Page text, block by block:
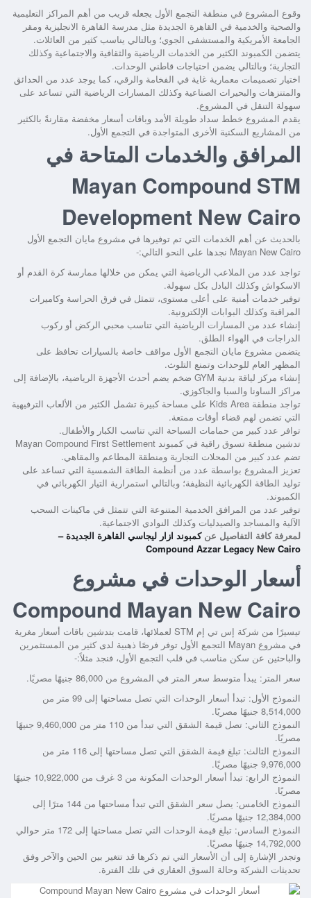
وقوع المشروع في منطقة التجمع الأول يجعله قريب من أهم المراكز التعليمية
والصحية والخدمية في القاهرة الجديدة مثل مدرسة القاهرة الانجليزية ومقر
الجامعة الأمريكية والمستشفى الجوي؛ وبالتالي يناسب كثير من العائلات.
يتضمن الكمبوند الكثير من الخدمات الرياضية والثقافية والاجتماعية وكذلك
التجارية؛ وبالتالي يضمن احتياجات قاطني الوحدات.
اختيار تصميمات معمارية غاية في الفخامة والرقي، كما يوجد عدد من الحدائق
والمتنزهات والبحيرات الصناعية وكذلك المسارات الرياضية التي تساعد على
سهولة التنقل في المشروع.
يقدم المشروع خطط سداد طويلة الأمد وباقات أسعار مخفضة مقارنةً بالكثير
من المشاريع السكنية الأخرى المتواجدة في التجمع الأول.
المرافق والخدمات المتاحة في
Mayan Compound STM
Development New Cairo
بالحديث عن أهم الخدمات التي تم توفيرها في مشروع مايان التجمع الأول
Mayan New Cairo نجدها على النحو التالي:-
تواجد عدد من الملاعب الرياضية التي يمكن من خلالها ممارسة كرة القدم أو
الاسكواش وكذلك البادل بكل سهولة.
توفير خدمات أمنية على أعلى مستوى، تتمثل في فرق الحراسة وكاميرات
المراقبة وكذلك البوابات الإلكترونية.
إنشاء عدد من المسارات الرياضية التي تناسب محبي الركض أو ركوب
الدراجات في الهواء الطلق.
يتضمن مشروع مايان التجمع الأول مواقف خاصة بالسيارات تحافظ على
المظهر العام للوحدات وتمنع التلوث.
إنشاء مركز لياقة بدنية GYM ضخم يضم أحدث الأجهزة الرياضية، بالإضافة إلى
مراكز الساونا والسبا والجاكوزي.
تواجد منطقة Kids Area على مساحة كبيرة تشمل الكثير من الألعاب الترفيهية
التي تضمن لهم قضاء أوقات ممتعة.
توافر عدد كبير من حمامات السباحة التي تناسب الكبار والأطفال.
تدشين منطقة تسوق راقية في كمبوند Mayan Compound First Settlement
تضم عدد كبير من المحلات التجارية ومنطقة المطاعم والمقاهي.
تعزيز المشروع بواسطة عدد من أنظمة الطاقة الشمسية التي تساعد على
توليد الطاقة الكهربائية النظيفة؛ وبالتالي استمرارية التيار الكهربائي في
الكمبوند.
توفير عدد من المرافق الخدمية المتنوعة التي تتمثل في ماكينات السحب
الآلية والمساجد والصيدليات وكذلك النوادي الاجتماعية.
لمعرفة كافة التفاصيل عنكمبوند ازار ليجاسي القاهرة الجديدة –
Compound Azzar Legacy New Cairo
أسعار الوحدات في مشروع
Compound Mayan New Cairo
تيسيرًا من شركة إس تي إم STM لعملائها، قامت بتدشين باقات أسعار مغرية
في مشروع Mayan التجمع الأول توفر فرصًا ذهبية لدى كثير من المستثمرين
والباحثين عن سكن مناسب في قلب التجمع الأول، فنجد مثلاً:-
سعر المتر: يبدأ متوسط سعر المتر في المشروع من 86,000 جنيهًا مصريًا.
النموذج الأول: تبدأ أسعار الوحدات التي تصل مساحتها إلى 99 متر من
8,514,000 جنيهًا مصريًا.
النموذج الثاني: تصل قيمة الشقق التي تبدأ من 110 متر من 9,460,000 جنيهًا
مصريًا.
النموذج الثالث: تبلغ قيمة الشقق التي تصل مساحتها إلى 116 متر من
9,976,000 جنيهًا مصريًا.
النموذج الرابع: تبدأ أسعار الوحدات المكونة من 3 غرف من 10,922,000 جنيهًا
مصريًا.
النموذج الخامس: يصل سعر الشقق التي تبدأ مساحتها من 144 مترًا إلى
12,384,000 جنيهًا مصريًا.
النموذج السادس: تبلغ قيمة الوحدات التي تصل مساحتها إلى 172 متر حوالي
14,792,000 جنيهًا مصريًا.
وتجدر الإشارة إلى أن الأسعار التي تم ذكرها قد تتغير بين الحين والآخر وفق
تحديثات الشركة وحالة السوق العقاري في تلك الفترة.